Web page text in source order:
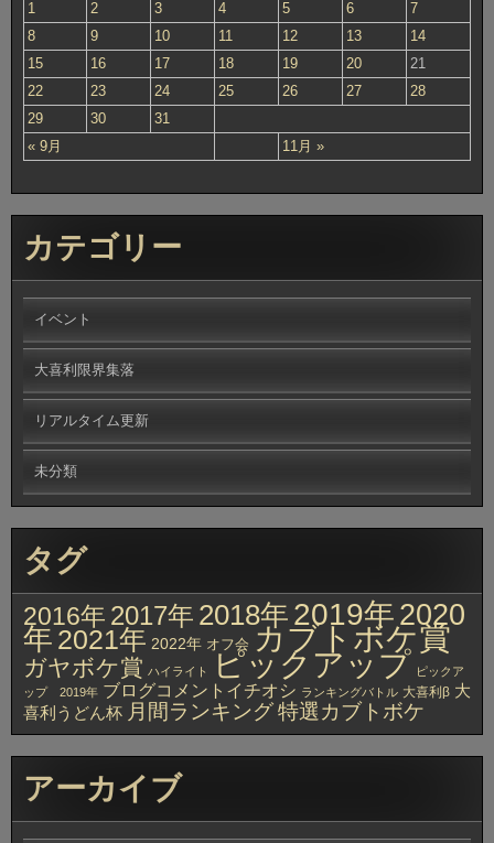
« 9月 11月 »
1 2 3 4 5 6
7
8
9 10 11 12 13
14
15
16 17 18 19 20
21
22
23 24 25 26 27
28
29
30 31
カテゴリー
イベント
大喜利限界集落
リアルタイム更新
未分類
タグ
2016年 2017年 2018年 2019年2020
年 2021年 2022年 オフ会 カブトボケ賞
ガヤボケ賞 ハイライト ピックアップ ピックア
ップ 2019年 ブログコメントイチオシ ランキングバトル 大喜利β 大
喜利うどん杯 月間ランキング特選カブトボケ
アーカイブ